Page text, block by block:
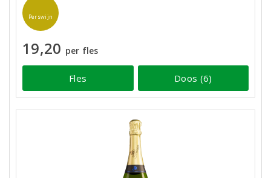
Perswijn
19,20 per fles
Fles Doos (6)